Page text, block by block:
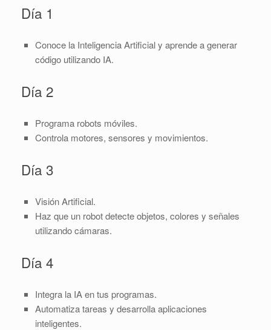
Día 1
Conoce la Inteligencia Artificial y aprende a generar
código utilizando IA.
Día 2
Programa robots móviles.
Controla motores, sensores y movimientos.
Día 3
Visión Artificial.
Haz que un robot detecte objetos, colores y señales
utilizando cámaras.
Día 4
Integra la IA en tus programas.
Automatiza tareas y desarrolla aplicaciones
inteligentes.